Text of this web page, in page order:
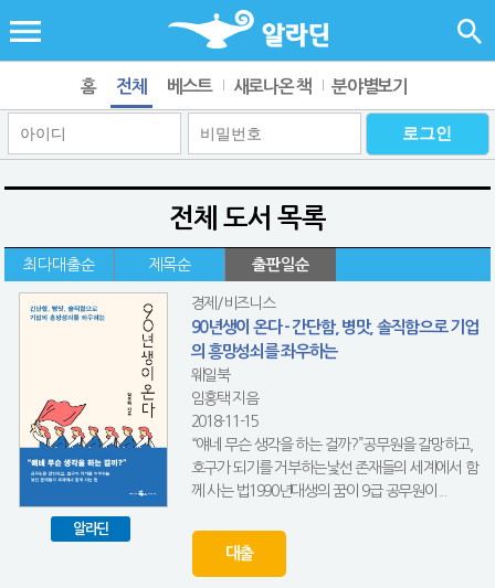
홈 전체 베스트 새로나온 책 분야별보기
전체 도서 목록
최다대출순 제목순 출판일순
알라딘
경제/비즈니스
90년생이 온다 - 간단함, 병맛, 솔직함으로 기업
의 흥망성쇠를 좌우하는
웨일북
임홍택 지음
2018-11-15
“얘네 무슨 생각을 하는 걸까?”공무원을 갈망하고,
호구가 되기를 거부하는낯선 존재들의 세계에서 함
께 사는 법1990년대생의 꿈이 9급 공무원이...
대출